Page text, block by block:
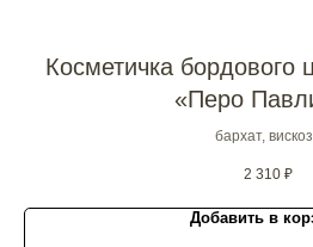
Косметичка бордового
«Перо
бархат,
2 310 ₽
Добавить в